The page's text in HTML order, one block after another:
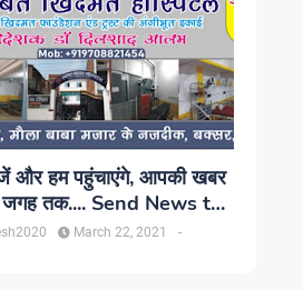
हम पहुंचाएंगे, आपकी खबर
जगह तक.... Send News to
-
March 22, 2021